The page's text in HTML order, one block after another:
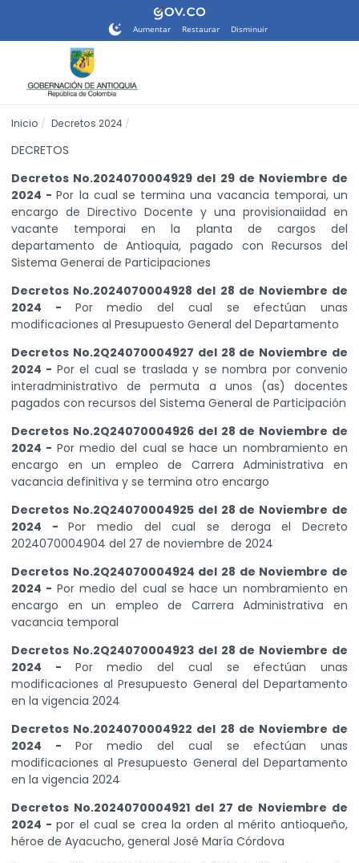
sitio
de
accesibilidad.
Aumentar Restaurar Disminuir
Inicio Decretos 2024
DECRETOS
Decretos No.2024070004929 del 29 de Noviembre de
2024 -Por la cual se termina una vacancia temporai, un
encargo de Directivo Docente y una provisionaiidad en
vacante temporai en la planta de cargos del
departamento de Antioquia, pagado con Recursos del
Sistema Generai de Participaciones
Decretos No.2024070004928 del 28 de Noviembre de
2024 - Por medio del cual se efectúan unas
modificaciones al Presupuesto General del Departamento
Decretos No.2Q24070004927 del 28 de Noviembre de
2024 - Por el cual se traslada y se nombra por convenio
interadministrativo de permuta a unos (as) docentes
pagados con recursos del Sistema General de Participación
Decretos No.2Q24070004926 del 28 de Noviembre de
2024 - Por medio del cual se hace un nombramiento en
encargo en un empleo de Carrera Administrativa en
vacancia definitiva y se termina otro encargo
Decretos No.2Q24070004925 del 28 de Noviembre de
2024 -Por medio del cual se deroga el Decreto
2024070004904 del 27 de noviembre de 2024
Decretos No.2Q24070004924 del 28 de Noviembre de
2024 - Por medio del cual se hace un nombramiento en
encargo en un empleo de Carrera Administrativa en
vacancia temporal
Decretos No.2Q24070004923 del 28 de Noviembre de
2024 - Por medio del cual se efectúan unas
modificaciones al Presupuesto General del Departamento
en la vigencia 2024
Decretos No.2024070004922 del 28 de Noviembre de
2024 - Por medio del cual se efectúan unas
modificaciones al Presupuesto General del Departamento
en la vigencia 2024
Decretos No.2024070004921 del 27 de Noviembre de
2024 -por el cual se crea la orden al mérito antioqueño,
héroe de Ayacucho, general José María Córdova